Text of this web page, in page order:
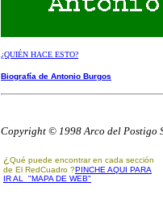
¿QUIÉN HACE ESTO?
Biografía de Antonio Burgos
Copyright © 1998 Arco del Postigo
¿ Qué puede encontrar en cada sección
de El RedCuadro ?PINCHE AQUI PARA
IR AL "MAPA DE WEB"